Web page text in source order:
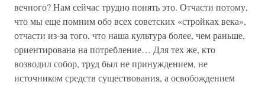
вечного? Нам сейчас трудно понять это. Отчасти потому,
что мы еще помним обо всех советских «стройках века»,
отчасти из-за того, что наша культура более, чем раньше,
ориентирована на потребление… Для тех же, кто
возводил собор, труд был не принуждением, не
источником средств существования, а освобождением